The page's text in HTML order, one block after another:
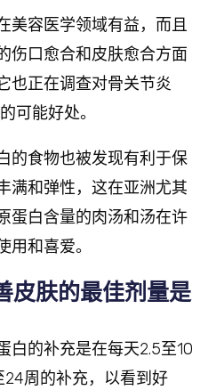
美容医学领域有益，而且
伤口愈合和皮肤愈合方面
也正在调查对骨关节炎
可能好处。
的食物也被发现有利于保
满和弹性，这在亚洲尤其
蛋白含量的肉汤和汤在许
用和喜爱。
皮肤的最佳剂量是
白的补充是在每天2.5至10
周的补充，以看到好